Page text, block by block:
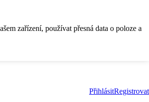
zařízení, používat přesná data o poloze a
PřihlásitRegistrovat